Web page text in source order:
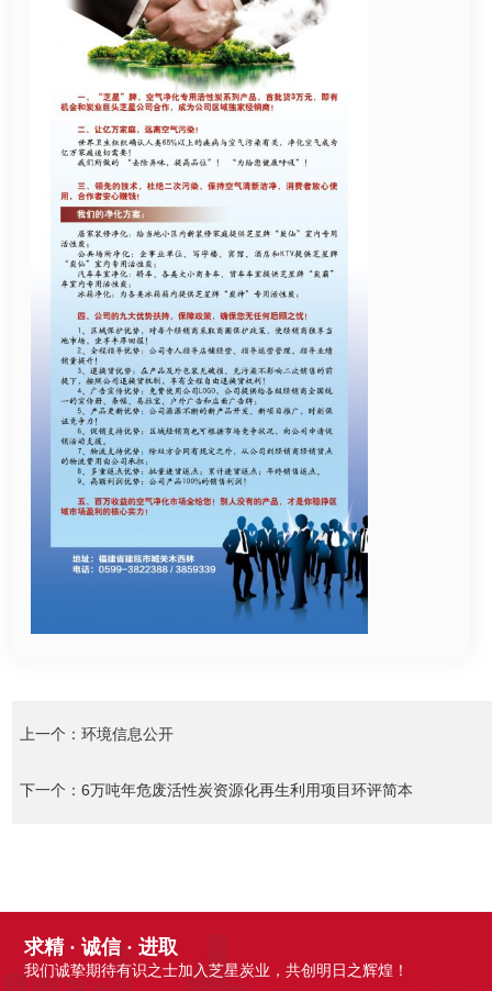
上一个： 环境信息公开
下一个： 6万吨年危废活性炭资源化再生利用项目环评简本
求精 · 诚信 · 进取
我们诚挚期待有识之士加入芝星炭业，共创明日之辉煌！